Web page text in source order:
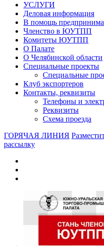
УСЛУГИ
Деловая информация
В помощь
Членство в ЮУТПП
Комитеты ЮУТПП
О Палате
О Челябинской области
Специальные проекты
Специальные
Клуб экспортеров
Контакты, реквизиты
Телефоны и
Реквизиты
Схема проезда
ГОРЯЧАЯ ЛИНИЯ
рассылку